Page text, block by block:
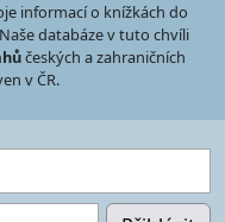
informací o knížkách do
databáze v tuto chvíli
českých a zahraničních
v ČR.